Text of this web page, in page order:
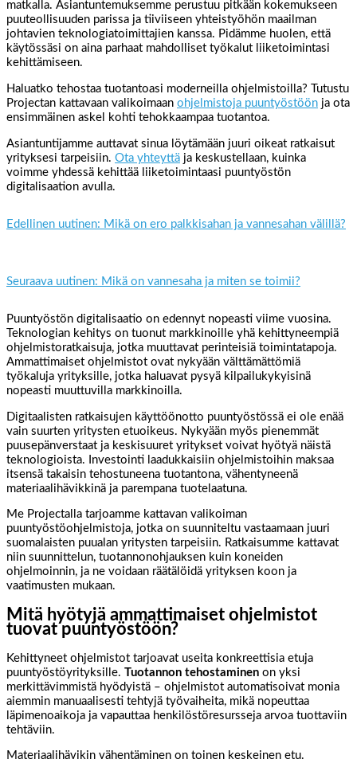
matkalla. Asiantuntemuksemme perustuu pitkään kokemukseen
puuteollisuuden parissa ja tiiviiseen yhteistyöhön maailman
johtavien teknologiatoimittajien kanssa. Pidämme huolen, että
käytössäsi on aina parhaat mahdolliset työkalut liiketoimintasi
kehittämiseen.
Haluatko tehostaa tuotantoasi moderneilla ohjelmistoilla? Tutustu
Projectan kattavaan valikoimaan ohjelmistoja puuntyöstöön ja ota
ensimmäinen askel kohti tehokkaampaa tuotantoa.
Asiantuntijamme auttavat sinua löytämään juuri oikeat ratkaisut
yrityksesi tarpeisiin. Ota yhteyttä ja keskustellaan, kuinka
voimme yhdessä kehittää liiketoimintaasi puuntyöstön
digitalisaation avulla.
Edellinen uutinen: Mikä on ero palkkisahan ja vannesahan välillä?
Seuraava uutinen: Mikä on vannesaha ja miten se toimii?
Puuntyöstön digitalisaatio on edennyt nopeasti viime vuosina.
Teknologian kehitys on tuonut markkinoille yhä kehittyneempiä
ohjelmistoratkaisuja, jotka muuttavat perinteisiä toimintatapoja.
Ammattimaiset ohjelmistot ovat nykyään välttämättömiä
työkaluja yrityksille, jotka haluavat pysyä kilpailukykyisinä
nopeasti muuttuvilla markkinoilla.
Digitaalisten ratkaisujen käyttöönotto puuntyöstössä ei ole enää
vain suurten yritysten etuoikeus. Nykyään myös pienemmät
puusepänverstaat ja keskisuuret yritykset voivat hyötyä näistä
teknologioista. Investointi laadukkaisiin ohjelmistoihin maksaa
itsensä takaisin tehostuneena tuotantona, vähentyneenä
materiaalihävikkinä ja parempana tuotelaatuna.
Me Projectalla tarjoamme kattavan valikoiman
puuntyöstöohjelmistoja, jotka on suunniteltu vastaamaan juuri
suomalaisten puualan yritysten tarpeisiin. Ratkaisumme kattavat
niin suunnittelun, tuotannonohjauksen kuin koneiden
ohjelmoinnin, ja ne voidaan räätälöidä yrityksen koon ja
vaatimusten mukaan.
Mitä hyötyjä ammattimaiset ohjelmistot
tuovat puuntyöstöön?
Kehittyneet ohjelmistot tarjoavat useita konkreettisia etuja
puuntyöstöyrityksille. Tuotannon tehostaminen on yksi
merkittävimmistä hyödyistä – ohjelmistot automatisoivat monia
aiemmin manuaalisesti tehtyjä työvaiheita, mikä nopeuttaa
läpimenoaikoja ja vapauttaa henkilöstöresursseja arvoa tuottaviin
tehtäviin.
Materiaalihävikin vähentäminen on toinen keskeinen etu.